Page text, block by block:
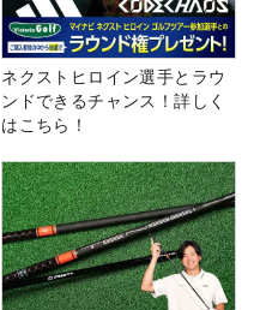
ネクストヒロイン選手とラウ
ンドできるチャンス！詳しく
はこちら！